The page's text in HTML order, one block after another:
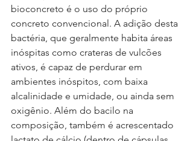
bioconcreto é o uso do próprio
concreto convencional. A adição desta
bactéria, que geralmente habita áreas
inóspitas como crateras de vulcões
ativos, é capaz de perdurar em
ambientes inóspitos, com baixa
alcalinidade e umidade, ou ainda sem
oxigênio. Além do bacilo na
composição, também é acrescentado